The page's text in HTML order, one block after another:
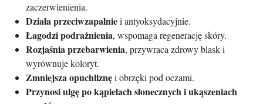
zaczerwienienia.
Działa przeciwzapalniei antyoksydacyjnie.
Łagodzi podrażnienia, wspomaga regenerację skóry.
Rozjaśnia przebarwienia, przywraca zdrowy blask i
wyrównuje koloryt.
Zmniejsza opuchliznęi obrzęki pod oczami.
Przynosi ulgę po kąpielach słonecznych i ukąszeniach